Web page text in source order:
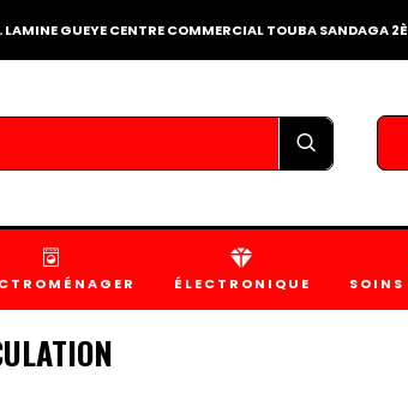
. LAMINE GUEYE CENTRE COMMERCIAL TOUBA SANDAGA
ÉLECTRONIQUE SOINS